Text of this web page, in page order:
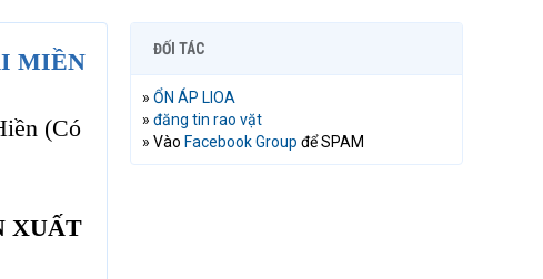
MIỀN
(Có
XUẤT
ĐỐI TÁC
» ỔN ÁP LIOA
» đăng tin rao vặt
» Vào Facebook Group để SPAM